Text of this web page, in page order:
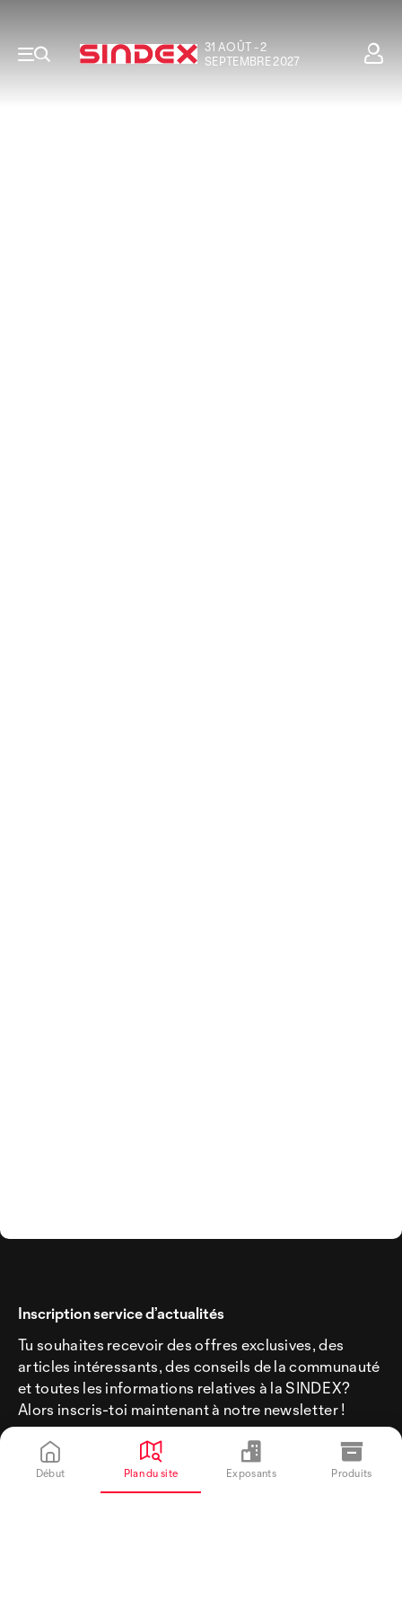
31 AOÛT - 2
SEPTEMBRE 2027
Inscription service d’actualités
Tu souhaites recevoir des offres exclusives, des
articles intéressants, des conseils de la communauté
et toutes les informations relatives à la SINDEX?
Alors inscris-toi maintenant à notre newsletter !
Début Plan du site Exposants Produits